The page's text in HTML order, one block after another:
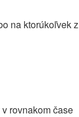
na ktorúkoľvek z
rovnakom čase